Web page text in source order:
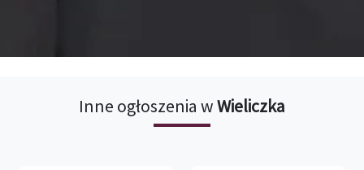
Inne ogłoszenia wWieliczka